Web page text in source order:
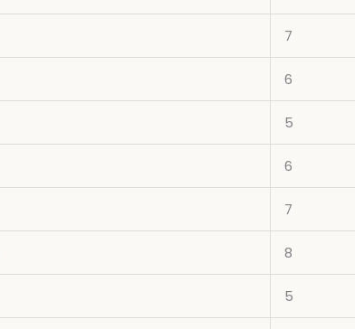
7
6
5
6
7
8
5